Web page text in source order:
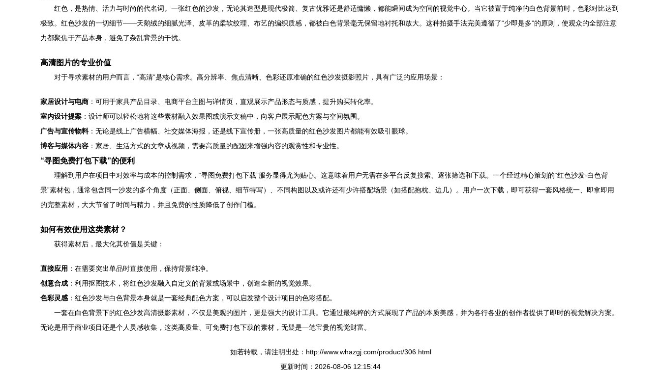
红色，是热情、活力与时尚的代名词。一张红色的沙发，无论其造型是现代极简、复古优雅还是舒适慵懒，都能瞬间成为空间的视觉中心。当它被置于纯净的白色背景前时，色彩对比达到
极致。红色沙发的一切细节——天鹅绒的细腻光泽、皮革的柔软纹理、布艺的编织质感，都被白色背景毫无保留地衬托和放大。这种拍摄手法完美遵循了“少即是多”的原则，使观众的全部注意
力都聚焦于产品本身，避免了杂乱背景的干扰。
高清图片的专业价值
对于寻求素材的用户而言，“高清”是核心需求。高分辨率、焦点清晰、色彩还原准确的红色沙发摄影照片，具有广泛的应用场景：
家居设计与电商 ：可用于家具产品目录、电商平台主图与详情页，直观展示产品形态与质感，提升购买转化率。
室内设计提案 ：设计师可以轻松地将这些素材融入效果图或演示文稿中，向客户展示配色方案与空间氛围。
广告与宣传物料：无论是线上广告横幅、社交媒体海报，还是线下宣传册，一张高质量的红色沙发图片都能有效吸引眼球。
博客与媒体内容 ：家居、生活方式的文章或视频，需要高质量的配图来增强内容的观赏性和专业性。
“寻图免费打包下载”的便利
理解到用户在项目中对效率与成本的控制需求，“寻图免费打包下载”服务显得尤为贴心。这意味着用户无需在多平台反复搜索、逐张筛选和下载。一个经过精心策划的“红色沙发-白色背
景”素材包，通常包含同一沙发的多个角度（正面、侧面、俯视、细节特写）、不同构图以及或许还有少许搭配场景（如搭配抱枕、边几）。用户一次下载，即可获得一套风格统一、即拿即用
的完整素材，大大节省了时间与精力，并且免费的性质降低了创作门槛。
如何有效使用这类素材？
获得素材后，最大化其价值是关键：
直接应用 ：在需要突出单品时直接使用，保持背景纯净。
创意合成 ：利用抠图技术，将红色沙发融入自定义的背景或场景中，创造全新的视觉效果。
色彩灵感 ：红色沙发与白色背景本身就是一套经典配色方案，可以启发整个设计项目的色彩搭配。
一套在白色背景下的红色沙发高清摄影素材，不仅是美观的图片，更是强大的设计工具。它通过最纯粹的方式展现了产品的本质美感，并为各行各业的创作者提供了即时的视觉解决方案。
无论是用于商业项目还是个人灵感收集，这类高质量、可免费打包下载的素材，无疑是一笔宝贵的视觉财富。
如若转载，请注明出处：http://www.whazgj.com/product/306.html
更新时间：2026-08-06 12:15:44